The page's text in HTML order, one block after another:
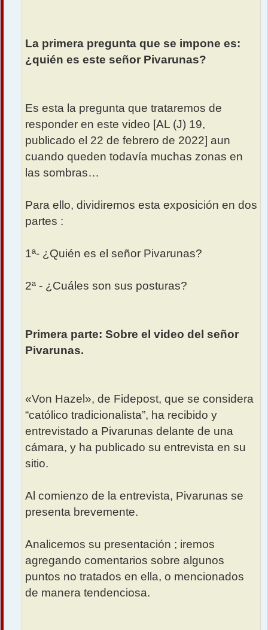
La primera pregunta que se impone es:
¿quién es este señor Pivarunas?
Es esta la pregunta que trataremos de
responder en este video [AL (J) 19,
publicado el 22 de febrero de 2022] aun
cuando queden todavía muchas zonas en
las sombras…
Para ello, dividiremos esta exposición en dos
partes :
1ª- ¿Quién es el señor Pivarunas?
2ª - ¿Cuáles son sus posturas?
Primera parte: Sobre el video del señor
Pivarunas.
«Von Hazel», de Fidepost, que se considera
“católico tradicionalista”, ha recibido y
entrevistado a Pivarunas delante de una
cámara, y ha publicado su entrevista en su
sitio.
Al comienzo de la entrevista, Pivarunas se
presenta brevemente.
Analicemos su presentación ; iremos
agregando comentarios sobre algunos
puntos no tratados en ella, o mencionados
de manera tendenciosa.